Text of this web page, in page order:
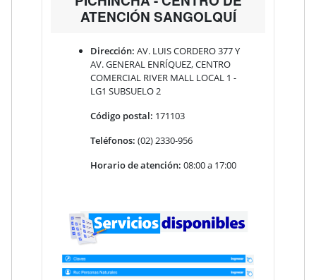
ATENCIÓN SANGOLQUÍ
Dirección: AV. LUIS CORDERO 377 Y
AV. GENERAL ENRÍQUEZ, CENTRO
COMERCIAL RIVER MALL LOCAL 1 -
LG1 SUBSUELO 2
Código postal: 171103
Teléfonos: (02) 2330-956
Horario de atención: 08:00 a 17:00